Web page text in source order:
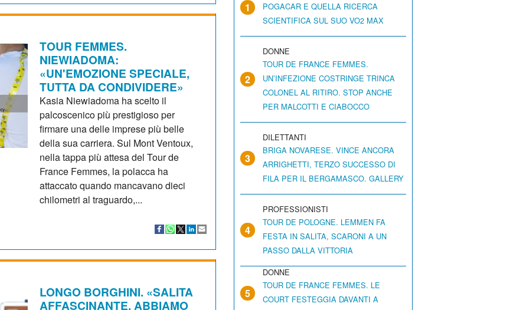
TOUR FEMMES.
NIEWIADOMA:
«UN'EMOZIONE SPECIALE,
TUTTA DA CONDIVIDERE»
Kasia Niewiadoma ha scelto il
palcoscenico più prestigioso per
firmare una delle imprese più belle
della sua carriera. Sul Mont Ventoux,
nella tappa più attesa del Tour de
France Femmes, la polacca ha
attaccato quando mancavano dieci
chilometri al traguardo,...
LONGO BORGHINI. «SALITA
AFFASCINANTE, ABBIAMO
1
POGACAR E QUELLA RICERCA
SCIENTIFICA SUL SUO VO2 MAX
2
DONNE
TOUR DE FRANCE FEMMES.
UN’INFEZIONE COSTRINGE TRINCA
COLONEL AL RITIRO. STOP ANCHE
PER MALCOTTI E CIABOCCO
3
DILETTANTI
BRIGA NOVARESE. VINCE ANCORA
ARRIGHETTI, TERZO SUCCESSO DI
FILA PER IL BERGAMASCO. GALLERY
4
PROFESSIONISTI
TOUR DE POLOGNE. LEMMEN FA
FESTA IN SALITA, SCARONI A UN
PASSO DALLA VITTORIA
5
DONNE
TOUR DE FRANCE FEMMES. LE
COURT FESTEGGIA DAVANTI A